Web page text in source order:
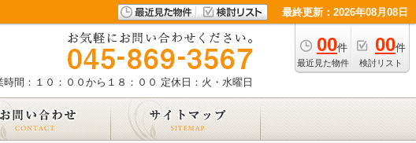
最終更新：2026年08月08日
00件
最近見た物件
00件
検討リスト
時間：１０：００から１８：００ 定休日：火・水曜日